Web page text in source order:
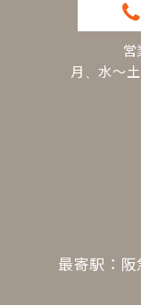
営
月、水～
最寄駅：